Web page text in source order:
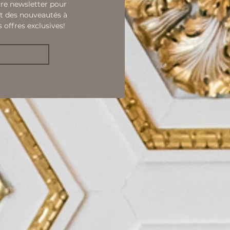
newsletter pour
des nouveautés à
offres exclusives!